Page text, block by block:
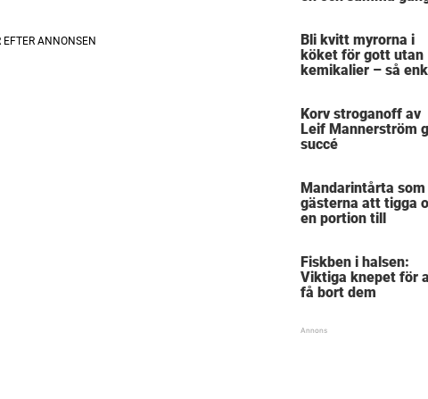
Bli kvitt myrorna i
köket för gott utan
kemikalier – så
Korv stroganoff av
Leif Mannerström
succé
Mandarintårta
gästerna att tigga
en portion till
Fiskben i halsen:
Viktiga knepet för
få bort dem